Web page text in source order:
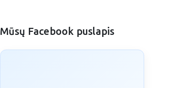
Mūsų Facebook puslapis